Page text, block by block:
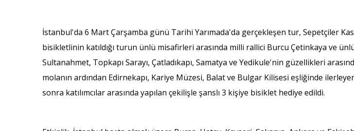
İstanbul'da 6 Mart Çarşamba günü Tarihi Yarımada'da gerçekleşen tur, Sepetçiler
bisikletlinin katıldığı turun ünlü misafirleri arasında milli rallici Burcu Çetinkaya ve
Sultanahmet, Topkapı Sarayı, Çatladıkapı, Samatya ve Yedikule'nin güzellikleri
molanın ardından Edirnekapı, Kariye Müzesi, Balat ve Bulgar Kilisesi eşliğinde
sonra katılımcılar arasında yapılan çekilişle şanslı 3 kişiye bisiklet hediye edildi.